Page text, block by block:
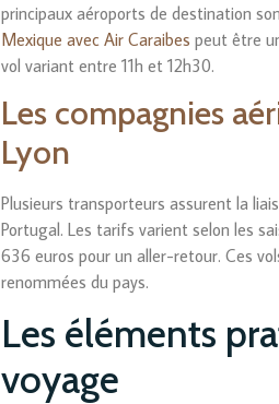
principaux aéroports de destination
Mexique avec Air Caraibes peut être
vol variant entre 11h et 12h30.
Les compagnies
Lyon
Plusieurs transporteurs assurent la
Portugal. Les tarifs varient selon les
636 euros pour un aller-retour. Ces
renommées du pays.
Les éléments
voyage